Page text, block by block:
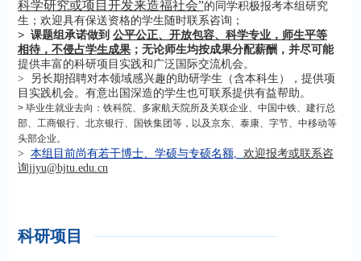
科学研究或项目开发来造福社会”的同学积极报考本组研究
生；欢迎具有保送资格的学生随时联系咨询；
> 课题组承诺做到 公平公正、开放包容、科学专业， 师生平等
相待， 不侵占学生成果； 无论师生均按成果分配薪酬，并尽可能
提供丰富的科研项目实践和广泛国际交流机会。
> 另长期招聘对本领域感兴趣的助研学生（含本科生），提供项
目实践机会。 有意出国深造的学生也可联系提供有益帮助。
> 毕业生就业去向：铁科院、多家航天院所及关联企业、中国中铁、建行总
部、工商银行、北京银行、国铁集团等，以及京东、泰康、字节、中移动等
头部企业。
> 本组目前尚有若干博士、学硕与专硕名额, 欢迎报考或联系咨
询jjyu@bjtu.edu.cn
科研项目